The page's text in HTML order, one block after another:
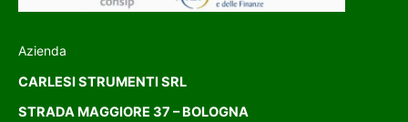
Azienda
CARLESI STRUMENTI SRL
STRADA MAGGIORE 37 – BOLOGNA